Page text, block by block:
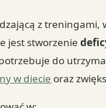
z
jest stworzenie
do
w diecie oraz